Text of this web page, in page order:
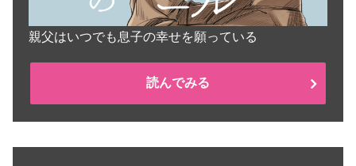
親父はいつでも息子の幸せを願っている
読んでみる